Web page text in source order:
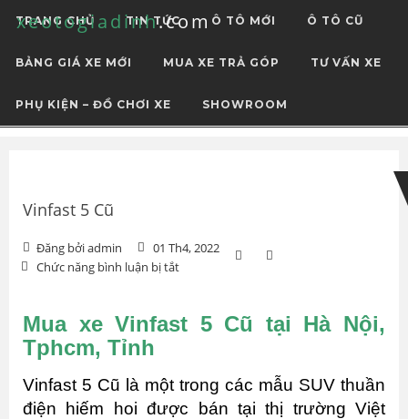
TRANG CHỦ TIN TỨC Ô TÔ MỚI Ô TÔ CŨ
BẢNG GIÁ XE MỚI MUA XE TRẢ GÓP TƯ VẤN XE
PHỤ KIỆN – ĐỒ CHƠI XE SHOWROOM
xeotogiadinh.com
Vinfast 5 Cũ
Đăng bởi admin
01 Th4, 2022
Chức năng bình luận bị tắtở
Cũ
Mua xe Vinfast 5 Cũ tại Hà Nội,
Tphcm, Tỉnh
Vinfast 5 Cũ là một trong các mẫu SUV thuần
điện hiếm hoi được bán tại thị trường Việt